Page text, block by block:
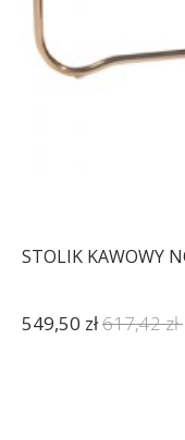
STOLIK KAWOWY
549,50 zł617,42 zł